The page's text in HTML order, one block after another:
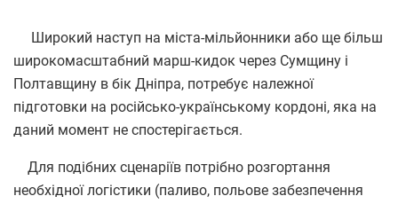
Широкий наступ на міста-мільйонники або ще більш
широкомасштабний марш-кидок через Сумщину і
Полтавщину в бік Дніпра, потребує належної
підготовки на російсько-українському кордоні, яка на
даний момент не спостерігається.
Для подібних сценаріїв потрібно розгортання
необхідної логістики (паливо, польове забезпечення